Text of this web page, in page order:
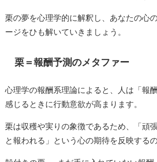
栗の夢を心理学的に解釈し、あなたの心
ージをひも解いていきましょう。
栗＝報酬予測のメタファー
心理学の報酬系理論によると、人は「報
感じるときに行動意欲が高まります。
栗は収穫や実りの象徴であるため、「頑
と報われる」という心の期待を反映するの